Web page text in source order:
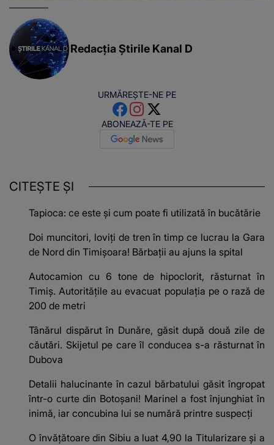
Redacția Știrile Kanal D
URMĂREȘTE-NE PE
ABONEAZĂ-TE PE
CITEȘTE ȘI
Tapioca: ce este și cum poate fi utilizată în bucătărie
Doi muncitori, loviți de tren în timp ce lucrau la Gara
de Nord din Timișoara! Bărbații au ajuns la spital
Autocamion cu 6 tone de hipoclorit, răsturnat în
Timiș. Autoritățile au evacuat populația pe o rază de
200 de metri
Tânărul dispărut în Dunăre, găsit după două zile de
căutări. Skijetul pe care îl conducea s-a răsturnat în
Dubova
Detalii halucinante în cazul bărbatului găsit îngropat
într-o curte din Botoșani! Marinel a fost înjunghiat în
inimă, iar concubina lui se numără printre suspecți
O învățătoare din Sibiu a luat 4,90 la Titularizare și a